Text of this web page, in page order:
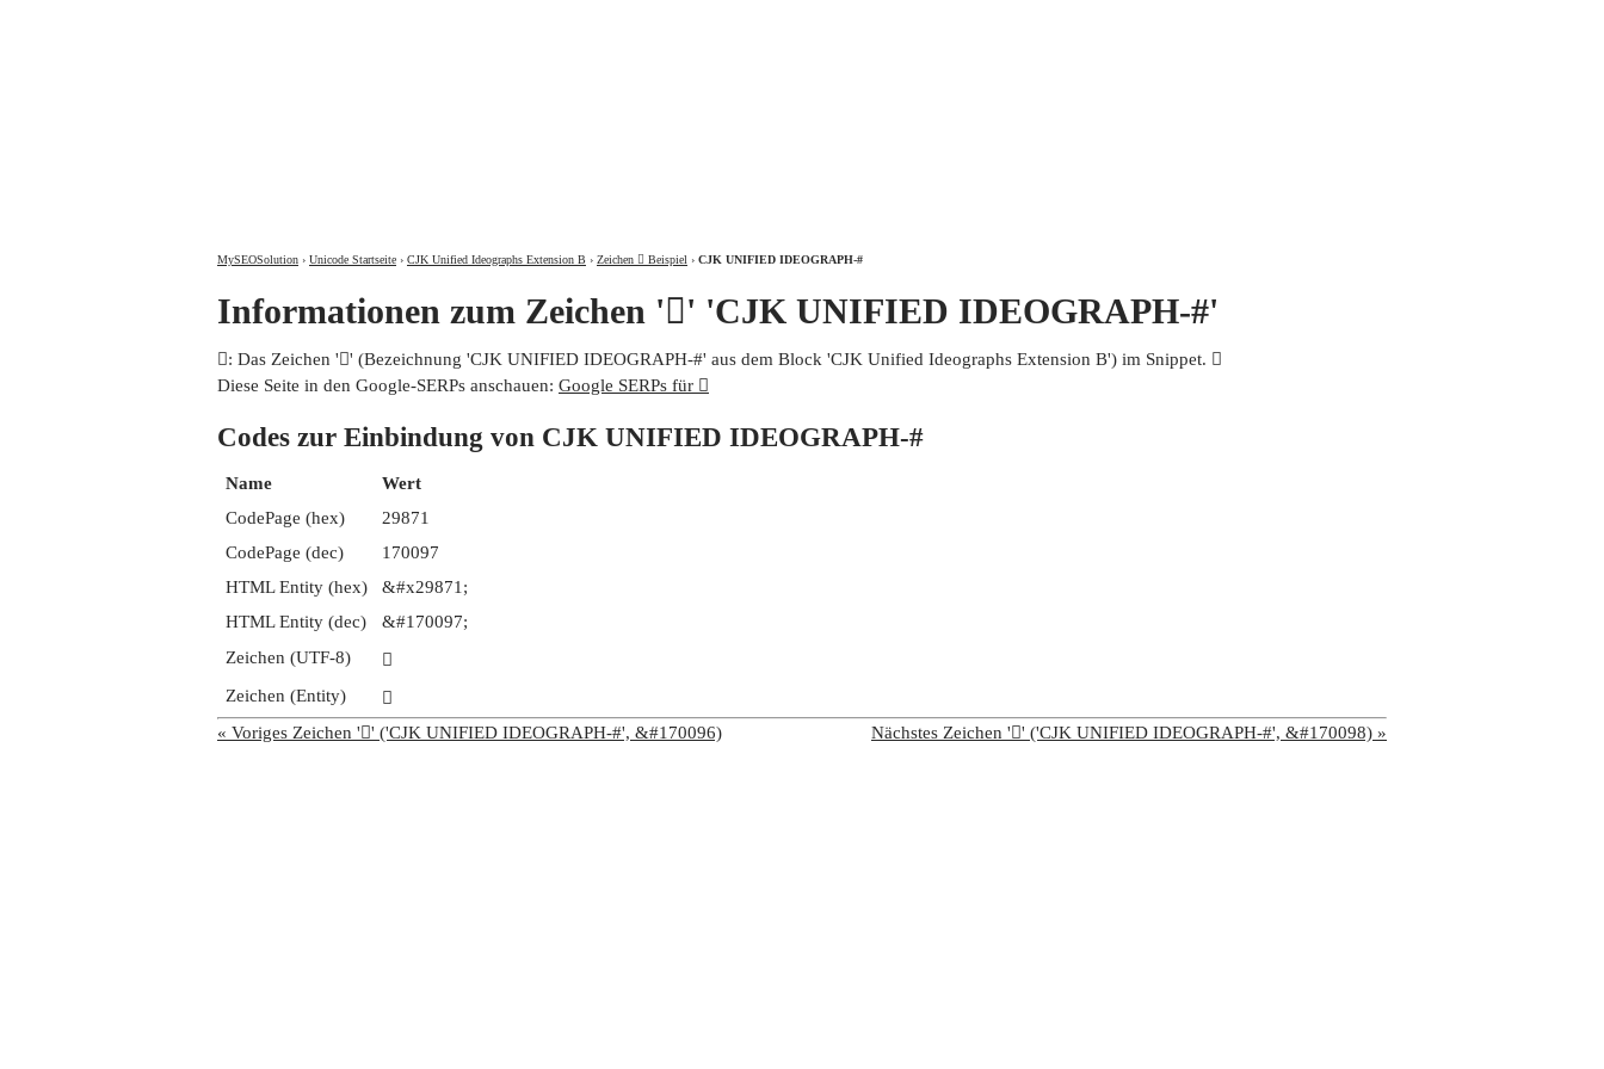
MySEOSolution › Unicode Startseite › CJK Unified Ideographs Extension B › Zeichen 𩡱 Beispiel › CJK UNIFIED IDEOGRAPH-#
Informationen zum Zeichen '𩡱' 'CJK UNIFIED IDEOGRAPH-#'
𩡱: Das Zeichen '𩡱' (Bezeichnung 'CJK UNIFIED IDEOGRAPH-#' aus dem Block 'CJK Unified Ideographs Extension B') im Snippet. 𩡱
Diese Seite in den Google-SERPs anschauen: Google SERPs für 𩡱
Codes zur Einbindung von CJK UNIFIED IDEOGRAPH-#
Name
Wert
CodePage (hex)
29871
CodePage (dec)
170097
HTML Entity (hex)
&#x29871;
HTML Entity (dec)
&#170097;
Zeichen (UTF-8)
𩡱
Zeichen (Entity)
𩡱
« Voriges Zeichen '𩡰' ('CJK UNIFIED IDEOGRAPH-#', &#170096)
Nächstes Zeichen '𩡲' ('CJK UNIFIED IDEOGRAPH-#', &#170098) »